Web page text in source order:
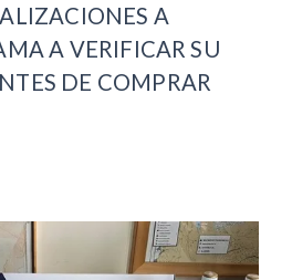
A
A VERIFICAR SU
DE COMPRAR